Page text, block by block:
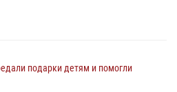
подарки детям и помогли